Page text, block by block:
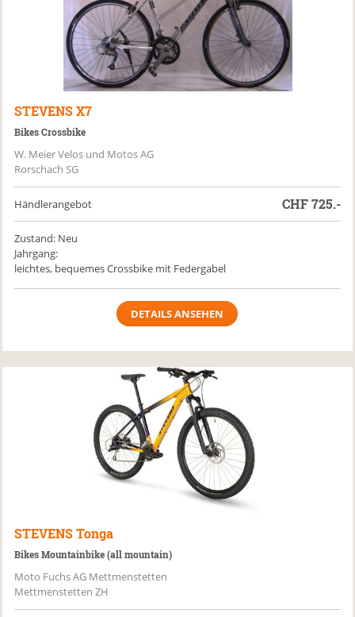
STEVENS X7
Bikes Crossbike
W. Meier Velos und Motos AG
Rorschach SG
Händlerangebot CHF725.-
Zustand: Neu
Jahrgang:
leichtes, bequemes Crossbike mit Federgabel
DETAILS ANSEHEN
STEVENS Tonga
Bikes Mountainbike (all mountain)
Moto Fuchs AG Mettmenstetten
Mettmenstetten ZH